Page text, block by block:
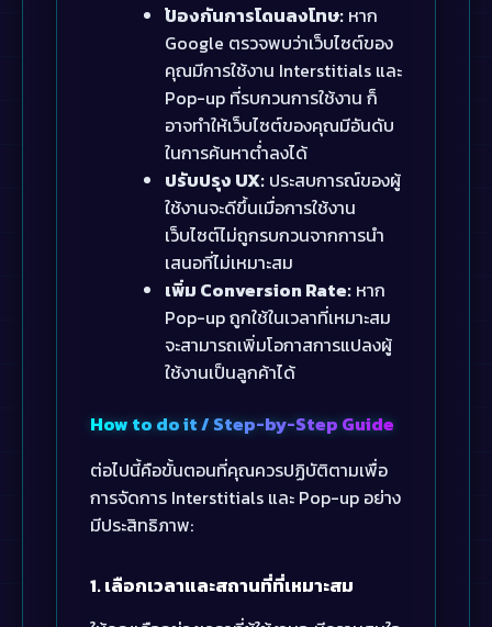
ป้องกันการโดนลงโทษ: หาก
Google ตรวจพบว่าเว็บไซต์ของ
คุณมีการใช้งาน Interstitials และ
Pop-up ที่รบกวนการใช้งาน ก็
อาจทำให้เว็บไซต์ของคุณมีอันดับ
ในการค้นหาต่ำลงได้
ปรับปรุง UX: ประสบการณ์ของผู้
ใช้งานจะดีขึ้นเมื่อการใช้งาน
เว็บไซต์ไม่ถูกรบกวนจากการนำ
เสนอที่ไม่เหมาะสม
เพิ่ม Conversion Rate: หาก
Pop-up ถูกใช้ในเวลาที่เหมาะสม
จะสามารถเพิ่มโอกาสการแปลงผู้
ใช้งานเป็นลูกค้าได้
How to do it / Step-by-Step Guide
ต่อไปนี้คือขั้นตอนที่คุณควรปฏิบัติตามเพื่อ
การจัดการ Interstitials และ Pop-up อย่าง
มีประสิทธิภาพ:
1. เลือกเวลาและสถานที่ที่เหมาะสม